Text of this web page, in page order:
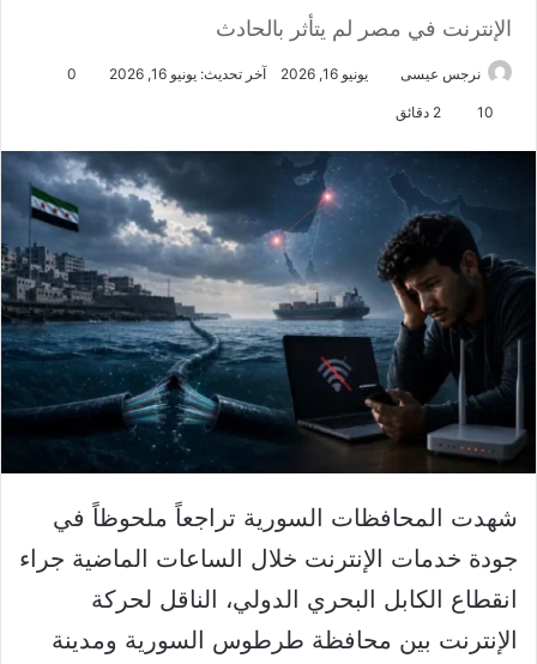
الإنترنت في مصر لم يتأثر بالحادث
نرجس عيسى يونيو 16, 2026 آخر تحديث: يونيو 16, 2026 0
10
شهدت المحافظات السورية تراجعاً ملحوظاً في
جودة خدمات الإنترنت خلال الساعات الماضية جراء
انقطاع الكابل البحري الدولي، الناقل لحركة
الإنترنت بين محافظة طرطوس السورية ومدينة